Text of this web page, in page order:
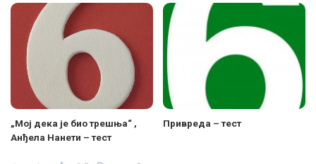
„Мој дека је био трешња“ ,
Анђела Нанети – тест
Привреда – тест